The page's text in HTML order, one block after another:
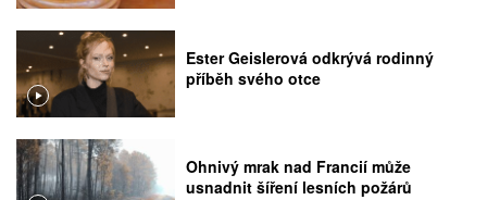
Ester Geislerová odkrývá rodinný
příběh svého otce
Ohnivý mrak nad Francií může
usnadnit šíření lesních požárů